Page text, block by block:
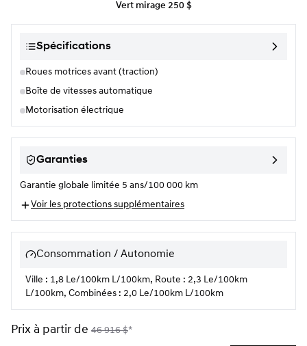
Vert mirage 250 $
Spécifications
Roues motrices avant (traction)
Boîte de vitesses automatique
Motorisation électrique
Garanties
Garantie globale limitée 5 ans/100 000 km
Voir les protections supplémentaires
Consommation / Autonomie
Ville : 1,8 Le/100km L/100km, Route : 2,3 Le/100km
L/100km, Combinées : 2,0 Le/100km L/100km
Prix à partir de 46 916$*